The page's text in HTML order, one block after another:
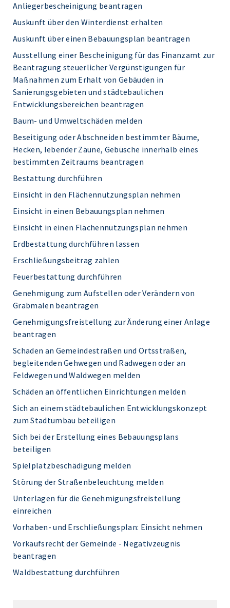
Anliegerbescheinigung beantragen
Auskunft über den Winterdienst erhalten
Auskunft über einen Bebauungsplan beantragen
Ausstellung einer Bescheinigung für das Finanzamt zur
Beantragung steuerlicher Vergünstigungen für
Maßnahmen zum Erhalt von Gebäuden in
Sanierungsgebieten und städtebaulichen
Entwicklungsbereichen beantragen
Baum- und Umweltschäden melden
Beseitigung oder Abschneiden bestimmter Bäume,
Hecken, lebender Zäune, Gebüsche innerhalb eines
bestimmten Zeitraums beantragen
Bestattung durchführen
Einsicht in den Flächennutzungsplan nehmen
Einsicht in einen Bebauungsplan nehmen
Einsicht in einen Flächennutzungsplan nehmen
Erdbestattung durchführen lassen
Erschließungsbeitrag zahlen
Feuerbestattung durchführen
Genehmigung zum Aufstellen oder Verändern von
Grabmalen beantragen
Genehmigungsfreistellung zur Änderung einer Anlage
beantragen
Schaden an Gemeindestraßen und Ortsstraßen,
begleitenden Gehwegen und Radwegen oder an
Feldwegen und Waldwegen melden
Schäden an öffentlichen Einrichtungen melden
Sich an einem städtebaulichen Entwicklungskonzept
zum Stadtumbau beteiligen
Sich bei der Erstellung eines Bebauungsplans
beteiligen
Spielplatzbeschädigung melden
Störung der Straßenbeleuchtung melden
Unterlagen für die Genehmigungsfreistellung
einreichen
Vorhaben- und Erschließungsplan: Einsicht nehmen
Vorkaufsrecht der Gemeinde - Negativzeugnis
beantragen
Waldbestattung durchführen